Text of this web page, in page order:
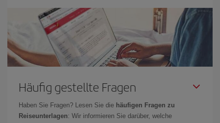
Häufig gestellte Fragen
Haben Sie Fragen? Lesen Sie die häufigen Fragen zu
Reiseunterlagen: Wir informieren Sie darüber, welche